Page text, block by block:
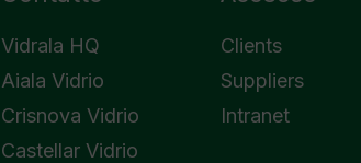
Vidrala HQ
Aiala Vidrio
Crisnova Vidrio
Castellar Vidrio
Clients
Suppliers
Intranet